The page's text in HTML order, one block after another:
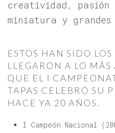
creatividad, pasión
miniatura y grandes
ESTOS HAN SIDO
LLEGARON A LO
QUE EL I
TAPAS CELEBRÓ SU
HACE YA 20 AÑOS.
I Campeón Nacional